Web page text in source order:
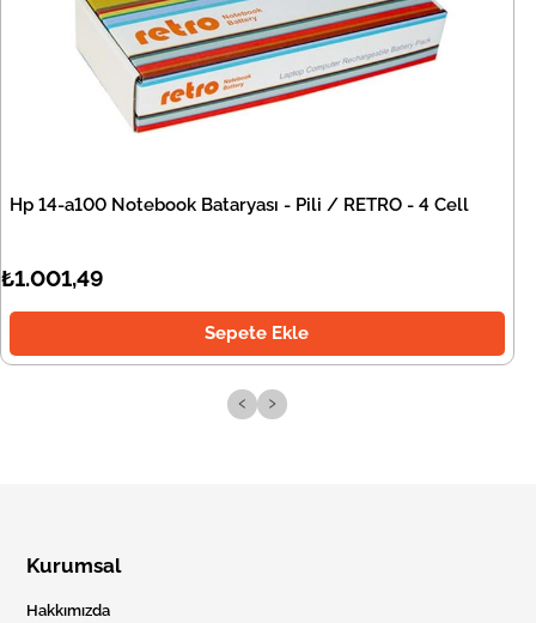
Hp 14-a100 Notebook Bataryası - Pili / RETRO - 4 Cell
₺1.001,49
Sepete Ekle
‹ ›
Kurumsal
Hakkımızda